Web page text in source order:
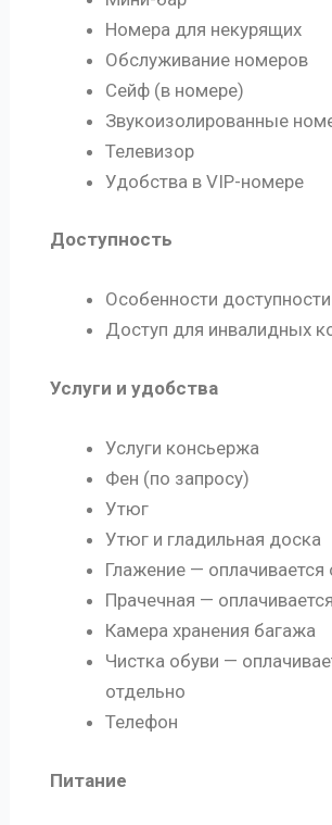
Номера для некурящих
Обслуживание номеров
Сейф (в номере)
Звукоизолированные
Телевизор
Удобства в VIP-номере
Доступность
Особенности доступности
Доступ для инвалидных
Услуги и удобства
Услуги консьержа
Фен (по запросу)
Утюг
Утюг и гладильная доска
Глажение — оплачивается
Прачечная —
Камера хранения багажа
Чистка обуви —
отдельно
Телефон
Питание